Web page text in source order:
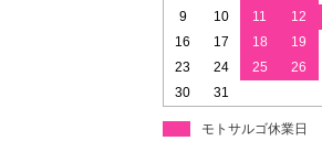
9
10 11 12
16
17 18 19
23
24 25 26
30
31
モトサルゴ休業日